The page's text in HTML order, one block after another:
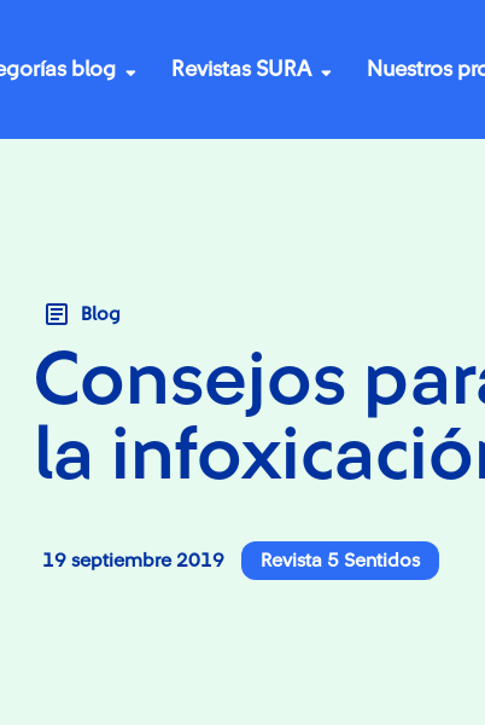
blog Revistas SURA Nuestros
Blog
Consejos
la
19 septiembre 2019 Revista 5 Sentidos